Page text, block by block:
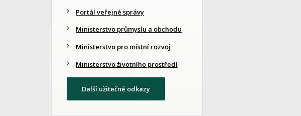
Portál veřejné správy
Ministerstvo průmyslu a obchodu
Ministerstvo pro místní rozvoj
Ministerstvo životního prostředí
Další užitečné odkazy